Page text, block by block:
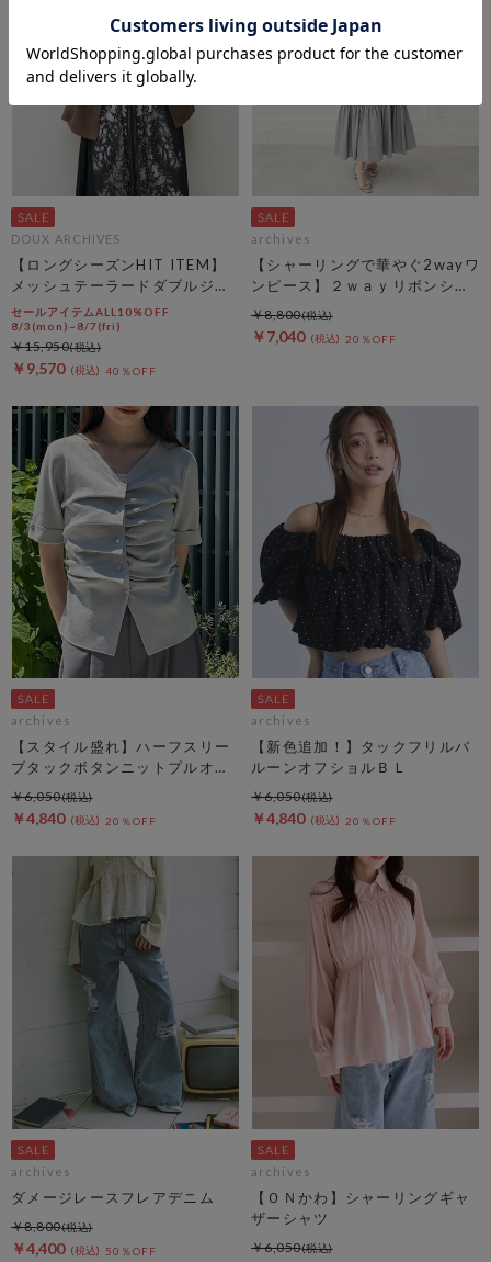
DOUX ARCHIVES
【ロングシーズンHIT ITEM】
メッシュテーラードダブルジャ
ケット
セールアイテムALL10%OFF
8/3(mon)~8/7(fri)
￥9,570 40％OFF
￥15,950
archives
【シャーリングで華やぐ2wayワ
ンピース】２ｗａｙリボンシャ
ーリングノースリワンピース
￥7,040 20％OFF
￥8,800
archives
【スタイル盛れ】ハーフスリー
ブタックボタンニットプルオー
バー
￥4,840 20％OFF
￥6,050
archives
【新色追加！】タックフリルバ
ルーンオフショルＢＬ
￥4,840 20％OFF
￥6,050
archives
ダメージレースフレアデニム
￥4,400 50％OFF
￥8,800
archives
【ＯＮかわ】シャーリングギャ
ザーシャツ
￥6,050